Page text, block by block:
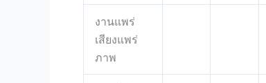
งานแพร่
เสียงแพร่
ภาพ